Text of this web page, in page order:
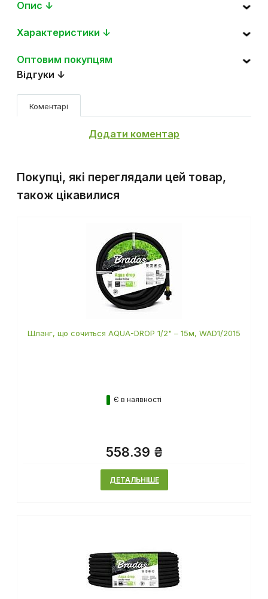
Опис ↓
Характеристики ↓
Оптовим покупцям
Відгуки ↓
Коментарі
Додати коментар
Покупці, які переглядали цей товар,
також цікавилися
Шланг, що сочиться AQUA-DROP 1/2" – 15м, WAD1/2015
Є в наявності
558.39 ₴
ДЕТАЛЬНІШЕ